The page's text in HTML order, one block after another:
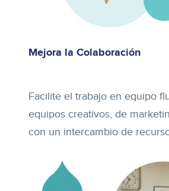
Mejora la Colaboración
Facilite el trabajo en equipo
equipos creativos, de
con un intercambio de